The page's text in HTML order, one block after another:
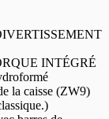
INTÉGRÉ
la caisse (ZW9)